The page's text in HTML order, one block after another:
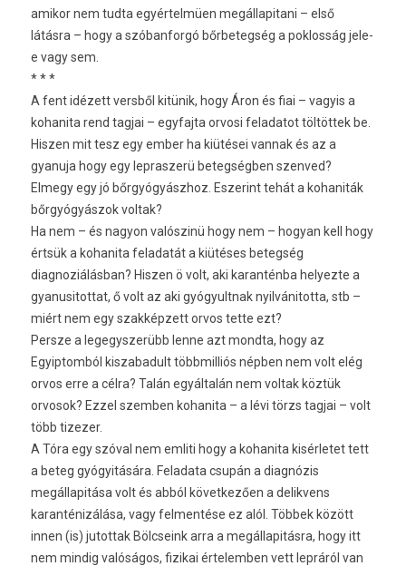
amikor nem tudta egyértelmüen megállapitani – első
látásra – hogy a szóbanforgó bőrbetegség a poklosság jele-
e vagy sem.
* * *
A fent idézett versből kitünik, hogy Áron és fiai – vagyis a
kohanita rend tagjai – egyfajta orvosi feladatot töltöttek be.
Hiszen mit tesz egy ember ha kiütései vannak és az a
gyanuja hogy egy lepraszerü betegségben szenved?
Elmegy egy jó bőrgyógyászhoz. Eszerint tehát a kohaniták
bőrgyógyászok voltak?
Ha nem – és nagyon valószinü hogy nem – hogyan kell hogy
értsük a kohanita feladatát a kiütéses betegség
diagnoziálásban? Hiszen ö volt, aki karanténba helyezte a
gyanusitottat, ő volt az aki gyógyultnak nyilvánitotta, stb –
miért nem egy szakképzett orvos tette ezt?
Persze a legegyszerübb lenne azt mondta, hogy az
Egyiptomból kiszabadult többmilliós népben nem volt elég
orvos erre a célra? Talán egyáltalán nem voltak köztük
orvosok? Ezzel szemben kohanita – a lévi törzs tagjai – volt
több tizezer.
A Tóra egy szóval nem emliti hogy a kohanita kisérletet tett
a beteg gyógyitására. Feladata csupán a diagnózis
megállapitása volt és abból következően a delikvens
karanténizálása, vagy felmentése ez alól. Többek között
innen (is) jutottak Bölcseink arra a megállapitásra, hogy itt
nem mindig valóságos, fizikai értelemben vett lepráról van